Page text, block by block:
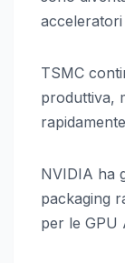
acceleratori
TSMC
produttiva,
NVIDIA ha
packaging
per le GPU